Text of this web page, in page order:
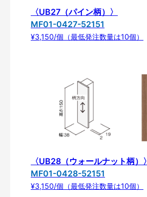
〈UB27（パイン柄）〉
MF01-0427-52151
¥3,150/個（最低発注数量は10個）
〈UB28（ウォールナット柄）〉
MF01-0428-52151
¥3,150/個（最低発注数量は10個）